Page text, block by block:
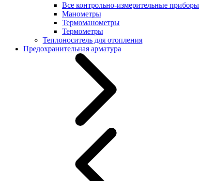
Все контрольно-измерительные приборы
Манометры
Термоманометры
Термометры
Теплоноситель для отопления
Предохранительная арматура